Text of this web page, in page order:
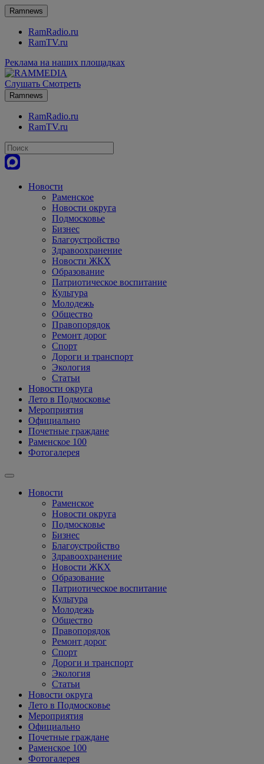
Ramnews
RamRadio.ru
RamTV.ru
Реклама на наших площадках
Слушать Смотреть
Ramnews
RamRadio.ru
RamTV.ru
Новости
Раменское
Новости округа
Подмосковье
Бизнес
Благоустройство
Здравоохранение
Новости ЖКХ
Образование
Патриотическое воспитание
Культура
Молодежь
Общество
Правопорядок
Ремонт дорог
Спорт
Дороги и транспорт
Экология
Статьи
Новости округа
Лето в Подмосковье
Мероприятия
Официально
Почетные граждане
Раменское 100
Фотогалерея
Новости
Раменское
Новости округа
Подмосковье
Бизнес
Благоустройство
Здравоохранение
Новости ЖКХ
Образование
Патриотическое воспитание
Культура
Молодежь
Общество
Правопорядок
Ремонт дорог
Спорт
Дороги и транспорт
Экология
Статьи
Новости округа
Лето в Подмосковье
Мероприятия
Официально
Почетные граждане
Раменское 100
Фотогалерея